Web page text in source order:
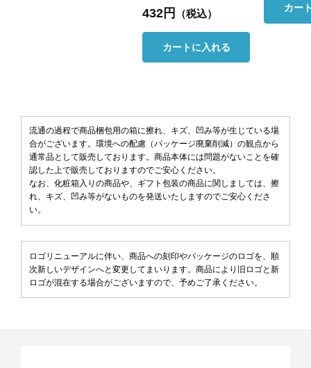
432円 （税込）
カートに入れる
カー
流通の過程で商品梱包用の箱に擦れ、キズ、凹み等が生じている場
合がございます。環境への配慮（パッケージ廃棄削減）の観点から
通常品として販売しております。商品本体には問題がないことを確
認した上で販売しておりますのでご安心ください。
なお、化粧箱入りの商品や、ギフト包装の商品に関しましては、擦
れ、キズ、凹み等がないものを発送いたしますのでご安心くださ
い。
ロゴリニューアルに伴い、商品への刻印やパッケージのロゴを、順
次新しいデザインへと変更してまいります。商品により旧ロゴと新
ロゴが混在する場合がございますので、予めご了承ください。